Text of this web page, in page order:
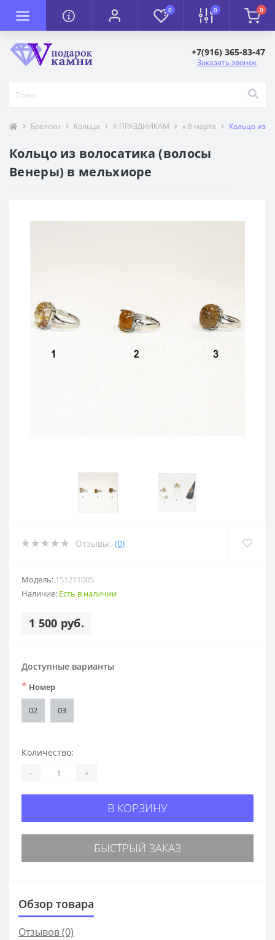
0 0 0
+7(916) 365-83-47
Заказать звонок
Брелоки Кольца К ПРАЗДНИКАМ к 8 марта Кольцо из
Кольцо из волосатика (волосы
Венеры) в мельхиоре
Отзывы: (0)
Модель: 151211005
Наличие: Есть в наличии
1 500 руб.
Доступные варианты
* Номер
02 03
Количество:
- +
В КОРЗИНУ
БЫСТРЫЙ ЗАКАЗ
Обзор товара
Отзывов (0)